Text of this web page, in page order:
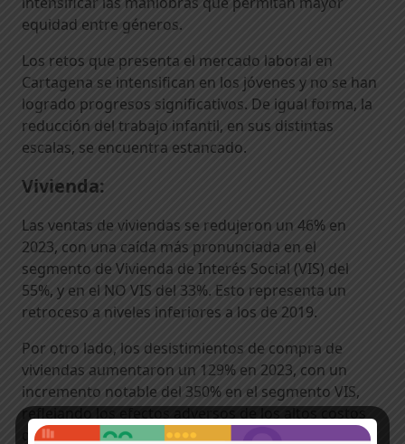
equidad entre géneros.
Los retos que presenta el mercado laboral en
Cartagena se intensifican en los jóvenes y no se han
logrado progresos significativos. De igual forma, la
reducción del trabajo infantil, en sus distintas
escalas, se encuentra estancado.
Vivienda:
Las ventas de viviendas se redujeron un 46% en
2023, con una caída más pronunciada en el
segmento de Vivienda de Interés Social (VIS) del
55%, y en el NO VIS del 33%. Esto representa un
retroceso a niveles inferiores a los de 2019.
Por otro lado, los desistimientos de compra de
viviendas aumentaron un 129% en 2023, con un
incremento notable del 350% en el segmento VIS,
reflejando los efectos adversos de los altos costos
de crédito y cambios en la política de subsidios.